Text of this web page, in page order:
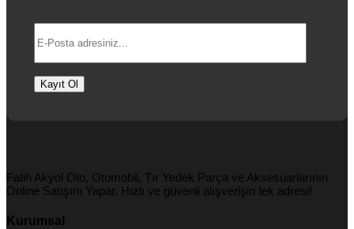
Fatih Akyol Oto, Otomobil, Tır Yedek Parça ve Aksesuarlarının
Online Satışını Yapar. Hızlı ve güvenli alışverişin tek adresi!
Kurumsal